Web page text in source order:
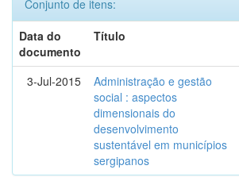
Conjunto de itens:
Data do
documento
Título
3-Jul-2015
Administração e gestão
social : aspectos
dimensionais do
desenvolvimento
sustentável em municípios
sergipanos